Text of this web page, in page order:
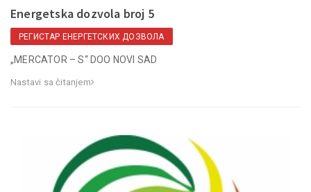
Energetska dozvola broj 5
РЕГИСТАР ЕНЕРГЕТСКИХ ДОЗВОЛА
„MERCATOR – S“ DOO NOVI SAD
Nastavi sa čitanjem